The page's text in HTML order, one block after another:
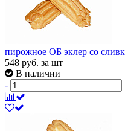
пирожное ОБ эклер со
548 руб. за шт
В наличии
-